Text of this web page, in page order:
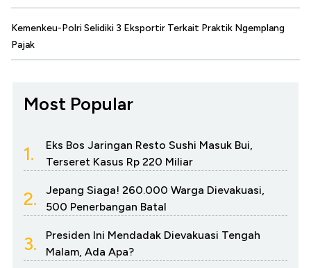
Kemenkeu-Polri Selidiki 3 Eksportir Terkait Praktik Ngemplang
Pajak
Most Popular
1.
Eks Bos Jaringan Resto Sushi Masuk Bui,
Terseret Kasus Rp 220 Miliar
2.
Jepang Siaga! 260.000 Warga Dievakuasi,
500 Penerbangan Batal
3.
Presiden Ini Mendadak Dievakuasi Tengah
Malam, Ada Apa?